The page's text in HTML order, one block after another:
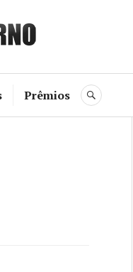
Eterno
Prêmios BUSCA